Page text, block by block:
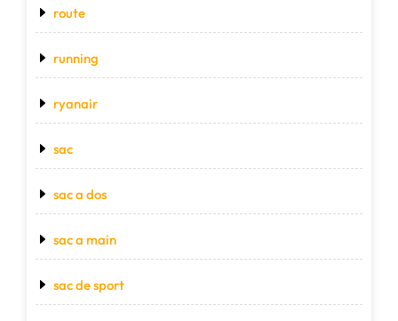
route
running
ryanair
sac
sac a dos
sac a main
sac de sport